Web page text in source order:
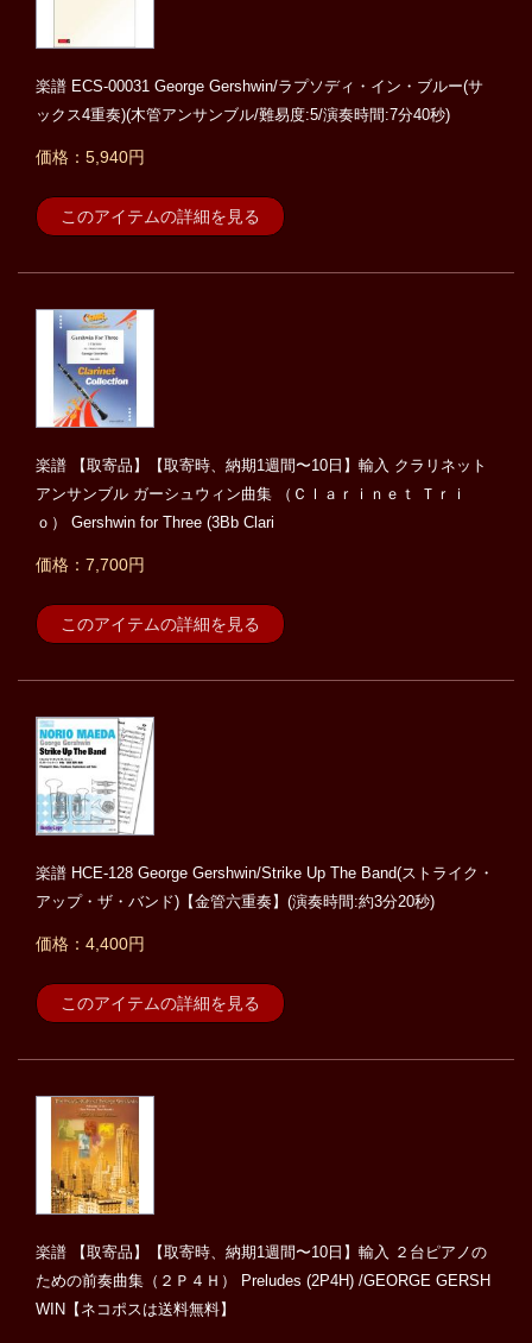
楽譜 ECS-00031 George Gershwin/ラプソディ・イン・ブルー(サ
ックス4重奏)(木管アンサンブル/難易度:5/演奏時間:7分40秒)
価格：5,940円
このアイテムの詳細を見る
楽譜 【取寄品】【取寄時、納期1週間〜10日】輸入 クラリネット
アンサンブル ガーシュウィン曲集 （Ｃｌａｒｉｎｅｔ Ｔｒｉ
ｏ） Gershwin for Three (3Bb Clari
価格：7,700円
このアイテムの詳細を見る
楽譜 HCE-128 George Gershwin/Strike Up The Band(ストライク・
アップ・ザ・バンド)【金管六重奏】(演奏時間:約3分20秒)
価格：4,400円
このアイテムの詳細を見る
楽譜 【取寄品】【取寄時、納期1週間〜10日】輸入 ２台ピアノの
ための前奏曲集（２Ｐ４Ｈ） Preludes (2P4H) /GEORGE GERSH
WIN【ネコポスは送料無料】